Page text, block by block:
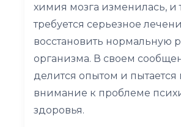
химия мозга изменилась, и
требуется серьезное
восстановить нормальную
организма. В своем
делится опытом и пытается
внимание к проблеме
здоровья.